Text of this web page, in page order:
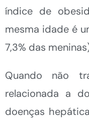
índice de
mesma idade é
7,3% das
Quando não
relacionada a
doenças